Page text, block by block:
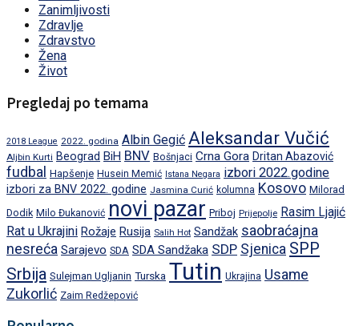
Zanimljivosti
Zdravlje
Zdravstvo
Žena
Život
Pregledaj po temama
2018 League 2022. godina Albin Gegić Aleksandar Vučić
Aljbin Kurti Beograd BiH BNV Bošnjaci Crna Gora Dritan Abazović
fudbal Hapšenje Husein Memić Istana Negara izbori 2022.godine
izbori za BNV 2022. godine Jasmina Curić kolumna Kosovo Milorad
Dodik Milo Đukanović novi pazar Priboj Prijepolje Rasim Ljajić
Rat u Ukrajini Rožaje Rusija Salih Hot Sandžak saobraćajna
nesreća Sarajevo SDA SDA Sandžaka SDP Sjenica SPP
Srbija Sulejman Ugljanin Turska Tutin Ukrajina Usame
Zukorlić Zaim Redžepović